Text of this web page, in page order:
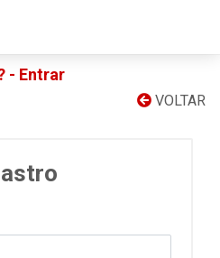
- Entrar
VOLTAR